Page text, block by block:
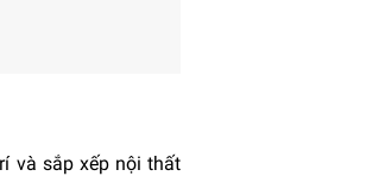
và sắp xếp nội thất